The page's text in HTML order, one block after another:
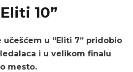
10”
učešćem u “Eliti 7” pridobio
i u velikom finalu
mesto.